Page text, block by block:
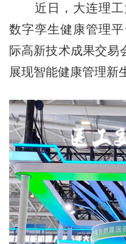
近日，大连理工
数字孪生健康管理
际高新技术成果交易
展现智能健康管理新